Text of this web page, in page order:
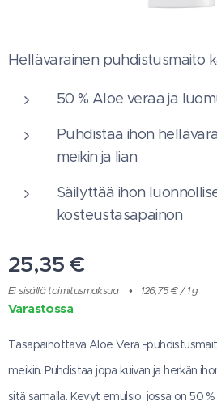
Hellävarainen puhdistusmaito
50 % Aloe veraa ja
Puhdistaa ihon
meikin ja lian
Säilyttää ihon
kosteustasapainon
25,35 €
Ei sisällä toimitusmaksua 126,75 € / 1 g
Varastossa
Tasapainottava Aloe Vera -
meikin. Puhdistaa jopa kuivan ja herkän
sitä samalla. Kevyt emulsio, jossa on 50